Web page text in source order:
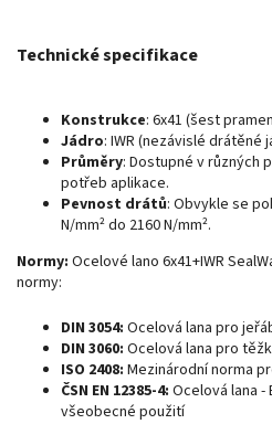
Technické specifikace
Konstrukce: 6x41 (šest
Jádro: IWR (nezávislé drátěné
Průměry: Dostupné v různých
potřeb aplikace.
Pevnost drátů: Obvykle se
N/mm² do 2160 N/mm².
Normy: Ocelové lano 6x41+IWR
normy:
DIN 3054: Ocelová lana pro
DIN 3060: Ocelová lana pro
ISO 2408: Mezinárodní norma
ČSN EN 12385-4: Ocelová lana -
všeobecné použití